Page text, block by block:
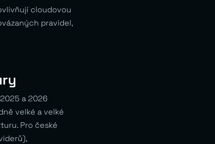
cloudovou
pravidel,
a 2026
velké a velké
Pro české